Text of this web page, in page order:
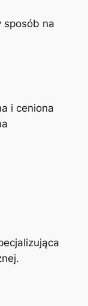
sposób na